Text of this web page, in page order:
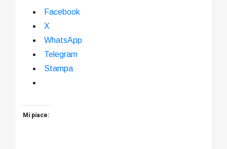
Facebook
X
WhatsApp
Telegram
Stampa
Mi piace: